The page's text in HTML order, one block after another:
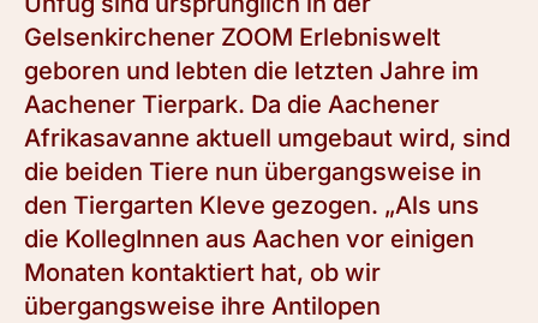
Gelsenkirchener ZOOM Erlebniswelt
geboren und lebten die letzten Jahre im
Aachener Tierpark. Da die Aachener
Afrikasavanne aktuell umgebaut wird, sind
die beiden Tiere nun übergangsweise in
den Tiergarten Kleve gezogen. „Als uns
die KollegInnen aus Aachen vor einigen
Monaten kontaktiert hat, ob wir
übergangsweise ihre Antilopen